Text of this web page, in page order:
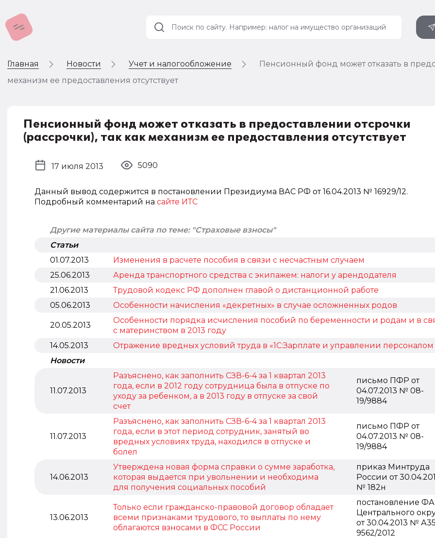
Главная Новости Учет и налогообложение
Пенсионный фонд может отказать в
механизм ее предоставления отсутствует
Пенсионный фонд может отказать в предоставлении отсрочки
(рассрочки), так как механизм ее предоставления отсутствует
17 июля 2013 5090
Данный вывод содержится в постановлении Президиума ВАС РФ от 16.04.2013 № 16929/12.
Подробный комментарий на сайте ИТС
Другие материалы сайта по теме: "Страховые взносы"
Статьи
01.07.2013
Изменения в расчете пособия в связи с несчастным случаем
25.06.2013
Аренда транспортного средства с экипажем: налоги у арендодателя
21.06.2013
Трудовой кодекс РФ дополнен главой о дистанционной работе
05.06.2013
Особенности начисления «декретных» в случае осложненных родов
20.05.2013
Особенности порядка исчисления пособий по беременности и родам и в
с материнством в 2013 году
14.05.2013
Отражение вредных условий труда в «1С:Зарплате и управлении персоналом
Новости
11.07.2013
Разъяснено, как заполнить СЗВ-6-4 за 1 квартал 2013
года, если в 2012 году сотрудница была в отпуске по
уходу за ребенком, а в 2013 году в отпуске за свой
счет
письмо ПФР от
04.07.2013 № 08-
19/9884
11.07.2013
Разъяснено, как заполнить СЗВ-6-4 за 1 квартал 2013
года, если в этот период сотрудник, занятый во
вредных условиях труда, находился в отпуске и
болел
письмо ПФР от
04.07.2013 № 08-
19/9884
14.06.2013
Утверждена новая форма справки о сумме заработка,
которая выдается при увольнении и необходима
для получения социальных пособий
приказ Минтруда
России от
№ 182н
13.06.2013
Только если гражданско-правовой договор обладает
всеми признаками трудового, то выплаты по нему
облагаются взносами в ФСС России
постановление
Центрального
от 30.04.2013 №
9562/2012
Учет и
налогообложение